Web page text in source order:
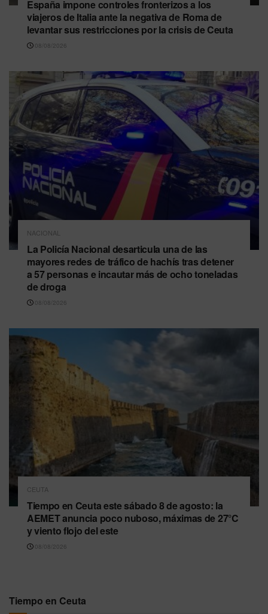
España impone controles fronterizos a los
viajeros de Italia ante la negativa de Roma de
levantar sus restricciones por la crisis de Ceuta
08/08/2026
NACIONAL
La Policía Nacional desarticula una de las
mayores redes de tráfico de hachís tras detener
a 57 personas e incautar más de ocho toneladas
de droga
08/08/2026
CEUTA
Tiempo en Ceuta este sábado 8 de agosto: la
AEMET anuncia poco nuboso, máximas de 27°C
y viento flojo del este
08/08/2026
Tiempo en Ceuta